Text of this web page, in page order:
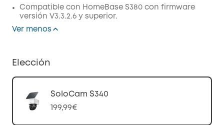
Compatible con HomeBase S380 con firmware
versión V3.3.2.6 y superior.
Ver menos
Elección
SoloCam S340
199,99€